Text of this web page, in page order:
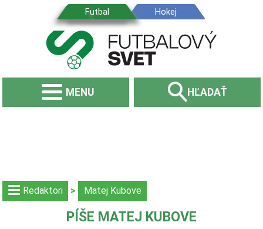
MENU HĽADAŤ
redaktori > Matej Kubove
PÍŠE MATEJ KUBOVE